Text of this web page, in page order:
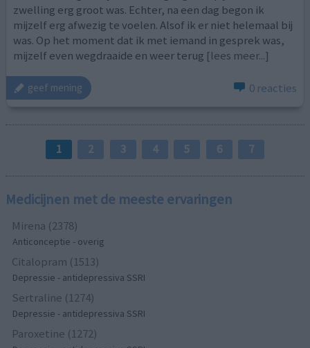
zwelling erg groot was. Echter, na een dag begon ik
mijzelf erg afwezig te voelen. Alsof ik er niet helemaal bij
was. Op het moment dat ik met iemand in gesprek was,
mijzelf even wegdraaide en weer terug [lees meer...]
geef mening 0 reacties
1 2 3 4 5 6 7
Medicijnen met de meeste ervaringen
Mirena (2378)
Anticonceptie - overig
Citalopram (1513)
Depressie - antidepressiva SSRI
Sertraline (1274)
Depressie - antidepressiva SSRI
Paroxetine (1272)